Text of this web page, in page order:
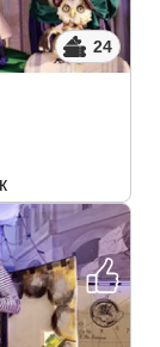
24